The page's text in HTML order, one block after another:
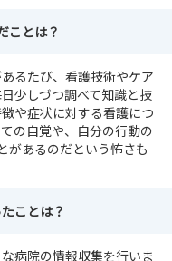
ことは？
るたび、看護技術やケア
少しづつ調べて知識と技
や症状に対する看護につ
の自覚や、自分の行動の
があるのだという怖さも
ことは？
病院の情報収集を行いま